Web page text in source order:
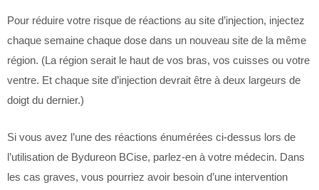
Pour réduire votre risque de réactions au site d’injection, injectez
chaque semaine chaque dose dans un nouveau site de la même
région. (La région serait le haut de vos bras, vos cuisses ou votre
ventre. Et chaque site d’injection devrait être à deux largeurs de
doigt du dernier.)
Si vous avez l’une des réactions énumérées ci-dessus lors de
l’utilisation de Bydureon BCise, parlez-en à votre médecin. Dans
les cas graves, vous pourriez avoir besoin d’une intervention